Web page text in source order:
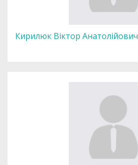
Кирилюк Віктор Анатолійович